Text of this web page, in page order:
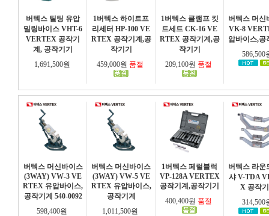
버텍스 틸팅 유압
밀링바이스 VHT-6
VERTEX 공작기
계, 공작기기
1,691,500원
1버텍스 하이트프
리세터 HP-100 VE
RTEX 공작기계,공
작기기
459,000원 품절
1버텍스 클램프 킷
트세트 CK-16 VE
RTEX 공작기계,공
작기기
209,100원 품절
버텍스 머신
VK-8
압바이스,공
586,500
버텍스 머신바이스
(3WAY) VW-3 VE
RTEX 유압바이스,
공작기계 540-0092
598,400원
버텍스 머신바이스
(3WAY) VW-5 VE
RTEX 유압바이스,
공작기계
1,011,500원
1버텍스 페럴블럭
VP-128A VERTEX
공작기계,공작기기
400,400원 품절
버텍스 라운
샤 V-TDA
X 공작
314,500